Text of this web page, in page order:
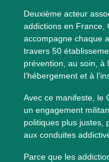
Deuxième acteur
addictions en France,
accompagne chaque
travers 50
prévention, au soin, à
l’hébergement et à
Avec ce manifeste, le
un engagement
politiques plus justes,
aux conduites
Parce que les